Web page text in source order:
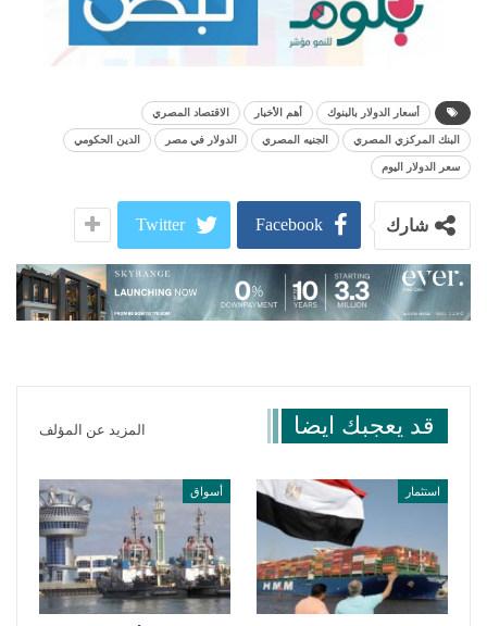
أسعار الدولار بالبنوك أهم الأخبار الاقتصاد المصري
البنك المركزي المصري الجنيه المصري الدولار في مصر الدين الحكومي
سعر الدولار اليوم
شارك Facebook
Twitter
قد يعجبك ايضا المزيد عن المؤلف
استثمار أسواق